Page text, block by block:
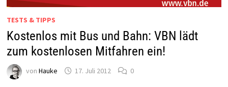
TESTS & TIPPS
Kostenlos mit Bus und Bahn: VBN lädt
zum kostenlosen Mitfahren ein!
von Hauke 17. Juli 2012 0